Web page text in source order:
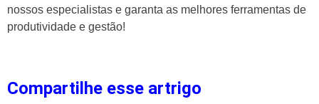
nossos especialistas e garanta as melhores ferramentas de
produtividade e gestão!
Compartilhe esse artrigo